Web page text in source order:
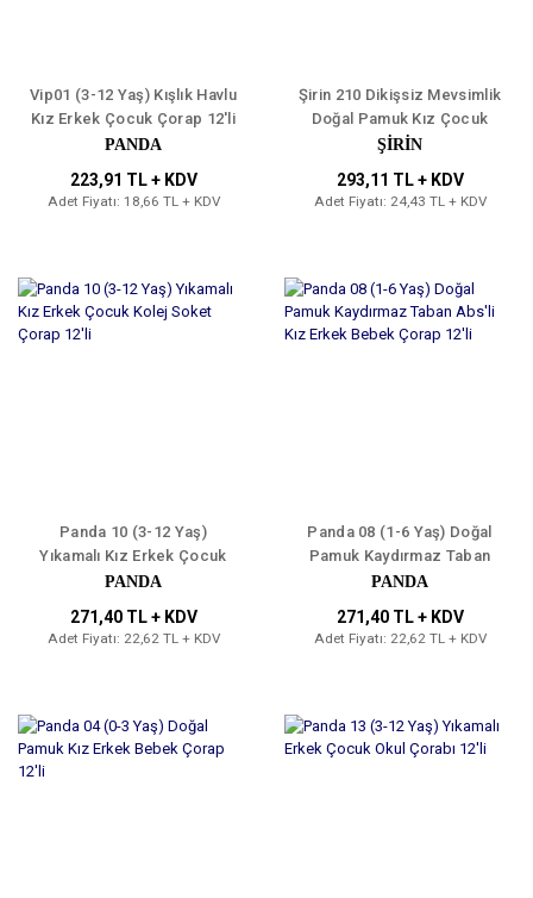
Vip01 (3-12 Yaş) Kışlık Havlu
Kız Erkek Çocuk Çorap 12'li
PANDA
223,91 TL + KDV
Adet Fiyatı: 18,66 TL + KDV
Şirin 210 Dikişsiz Mevsimlik
Doğal Pamuk Kız Çocuk
Patik Çorap 12'li
ŞİRİN
293,11 TL + KDV
Adet Fiyatı: 24,43 TL + KDV
Panda 10 (3-12 Yaş)
Yıkamalı Kız Erkek Çocuk
Kolej Soket Çorap 12'li
PANDA
271,40 TL + KDV
Adet Fiyatı: 22,62 TL + KDV
Panda 08 (1-6 Yaş) Doğal
Pamuk Kaydırmaz Taban
Abs'li Kız Erkek Bebek
PANDA
271,40 TL + KDV
Adet Fiyatı: 22,62 TL + KDV